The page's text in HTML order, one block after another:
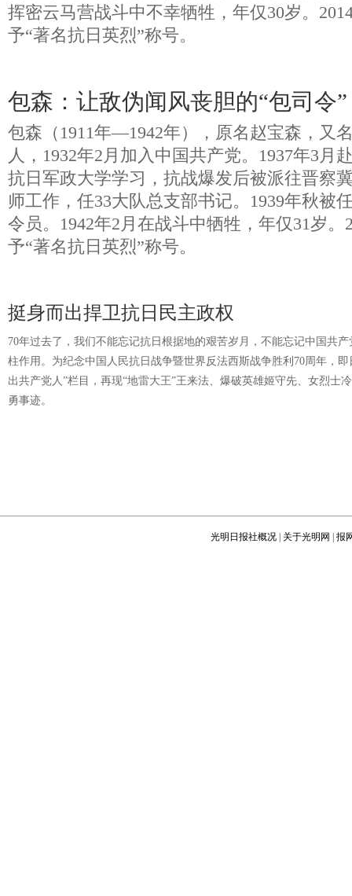
挥密云马营战斗中不幸牺牲，年仅30岁。
予“著名抗日英烈”称号。
包森：让敌伪闻风丧胆的“包司令”
包森（1911年—1942年），原名赵宝森，又
人，1932年2月加入中国共产党。1937年3月
抗日军政大学学习，抗战爆发后被派往晋察
师工作，任33大队总支部书记。1939年秋被
令员。1942年2月在战斗中牺牲，年仅31岁。
予“著名抗日英烈”称号。
挺身而出捍卫抗日民主政权
70年过去了，我们不能忘记抗日根据地的艰苦岁月，不能忘记中国共
柱作用。为纪念中国人民抗日战争暨世界反法西斯战争胜利70周年，
出共产党人”栏目，再现“地雷大王”王来法、爆破英雄姬守先、女烈士
勇事迹。
光明日报社概况 关于光明网 报